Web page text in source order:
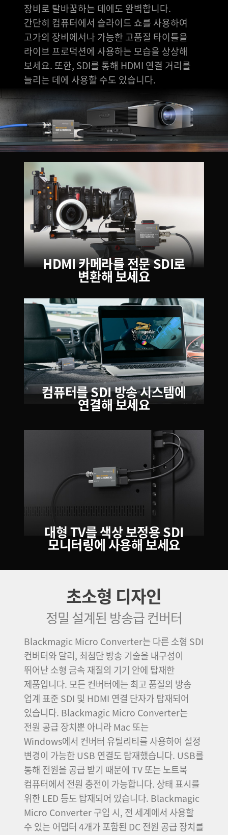
장비로 탈바꿈하는 데에도 완벽합니다.
간단히 컴퓨터에서 슬라이드 쇼를 사용하여
고가의 장비에서나 가능한 고품질 타이틀을
라이브 프로덕션에 사용하는 모습을 상상해
보세요. 또한, SDI를 통해 HDMI 연결 거리를
늘리는 데에 사용할 수도 있습니다.
HDMI 카메라를전문 SDI로
변환해 보세요
컴퓨터를 SDI 방송 시스템에
연결해 보세요
대형 TV를 색상 보정용SDI
모니터링에 사용해 보세요
초소형 디자인
정밀 설계된 방송급 컨버터
Blackmagic Micro Converter는 다른 소형 SDI
컨버터와 달리, 최첨단 방송 기술을 내구성이
뛰어난 소형 금속 재질의 기기 안에 탑재한
제품입니다. 모든 컨버터에는 최고 품질의 방송
업계 표준 SDI 및 HDMI 연결 단자가 탑재되어
있습니다. Blackmagic Micro Converter는
전원 공급 장치뿐 아니라 Mac 또는
Windows에서 컨버터 유틸리티를 사용하여 설정
변경이 가능한 USB 연결도 탑재했습니다. USB를
통해 전원을 공급 받기 때문에 TV 또는 노트북
컴퓨터에서 전원 충전이 가능합니다. 상태 표시를
위한 LED 등도 탑재되어 있습니다. Blackmagic
Micro Converter 구입 시, 전 세계에서 사용할
수 있는 어댑터 4개가 포함된 DC 전원 공급 장치를